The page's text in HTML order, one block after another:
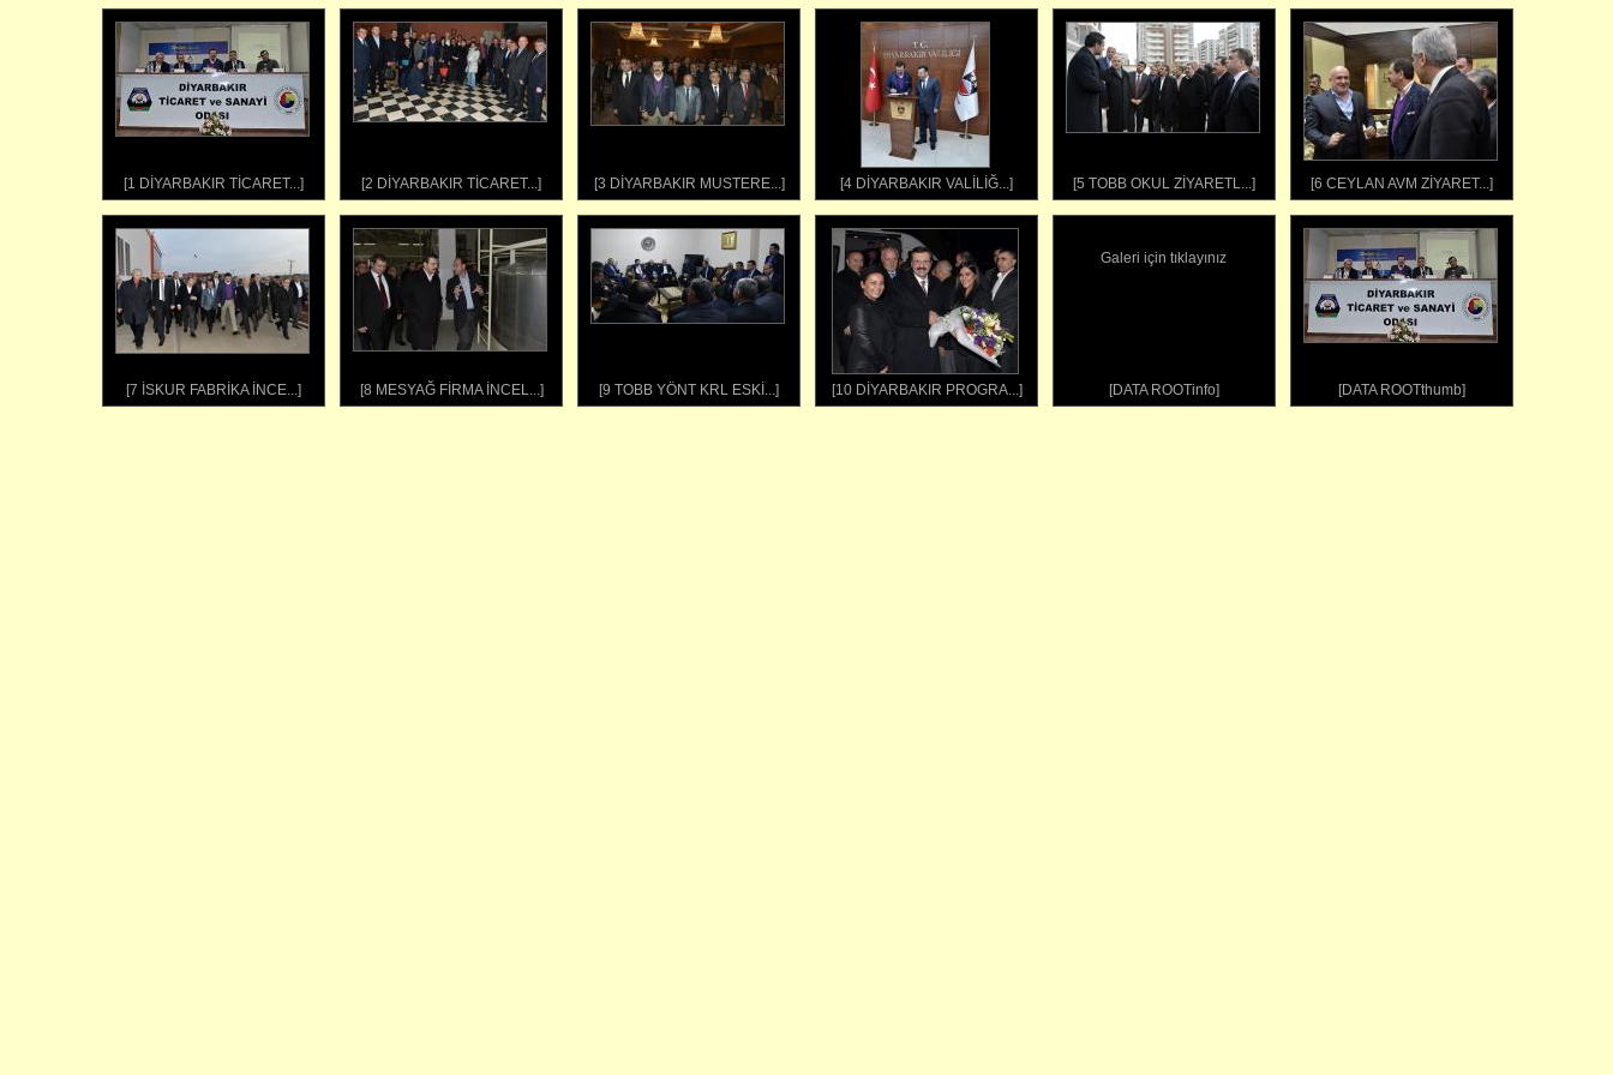
[1 DİYARBAKIR TİCARET...] [2 DİYARBAKIR TİCARET...] [3 DİYARBAKIR MUSTERE...] [4 DİYARBAKIR VALİLİĞ...] [5 TOBB OKUL ZİYARETL...] [6 CEYLAN AVM ZİYARET...]
[7 İSKUR FABRİKA İNCE...] [8 MESYAĞ FİRMA İNCEL...] [9 TOBB YÖNT KRL ESKİ...] [10 DİYARBAKIR PROGRA...]
Galeri için tıklayınız
[DATA ROOTinfo] [DATA ROOTthumb]